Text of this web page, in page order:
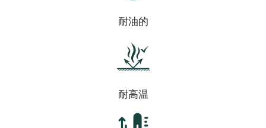
耐油的
耐高温